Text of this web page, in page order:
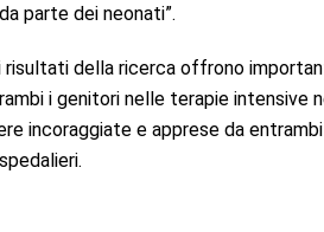
parte dei neonati”.
risultati della ricerca offrono
i genitori nelle terapie intensive
incoraggiate e apprese da